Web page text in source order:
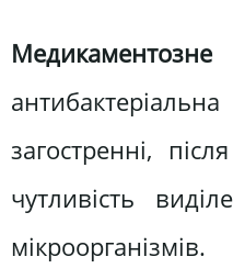
загостренні,
чутливість